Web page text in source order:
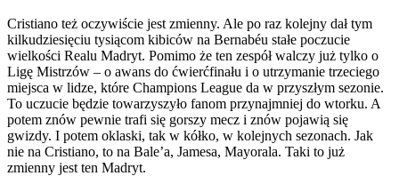
Cristiano też oczywiście jest zmienny. Ale po raz kolejny dał tym
kilkudziesięciu tysiącom kibiców na Bernabéu stałe poczucie
wielkości Realu Madryt. Pomimo że ten zespół walczy już tylko o
Ligę Mistrzów – o awans do ćwierćfinału i o utrzymanie trzeciego
miejsca w lidze, które Champions League da w przyszłym sezonie.
To uczucie będzie towarzyszyło fanom przynajmniej do wtorku. A
potem znów pewnie trafi się gorszy mecz i znów pojawią się
gwizdy. I potem oklaski, tak w kółko, w kolejnych sezonach. Jak
nie na Cristiano, to na Bale’a, Jamesa, Mayorala. Taki to już
zmienny jest ten Madryt.